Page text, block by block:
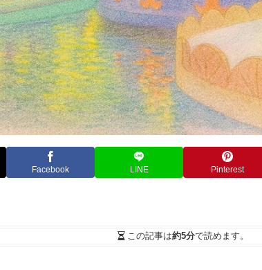
Facebook LINE Pinterest
この記事は約5分で読めます。